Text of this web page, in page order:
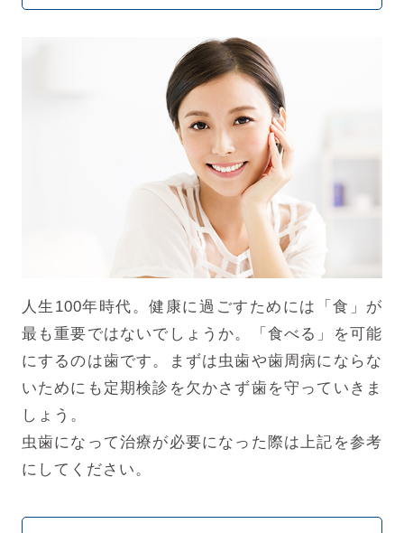
人生100年時代。健康に過ごすためには「食」が
最も重要ではないでしょうか。「食べる」を可能
にするのは歯です。まずは虫歯や歯周病にならな
いためにも定期検診を欠かさず歯を守っていきま
しょう。
虫歯になって治療が必要になった際は上記を参考
にしてください。